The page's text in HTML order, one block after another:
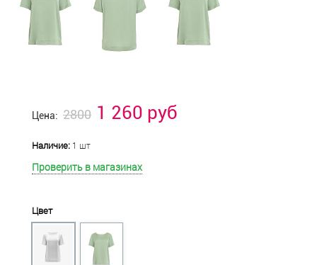
Цена: 2800 1 260 руб
Наличие: 1 шт
Проверить в магазинах
Цвет